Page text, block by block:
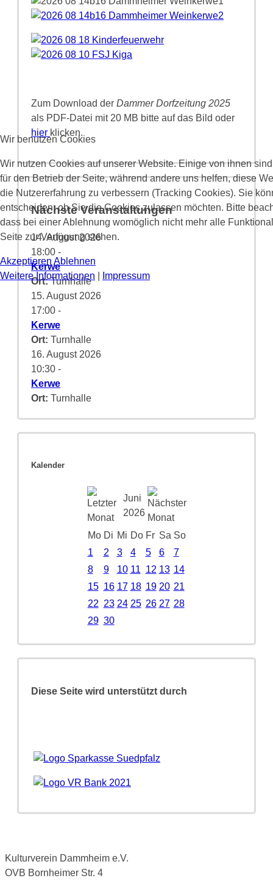
Zum Download der Dammer Dorfzeitung 2025
als PDF-Datei mit 20 MB bitte auf das Bild oder
hier klicken.
Nächste Veranstaltungen
14. August 2026
18:00 -
Kerwe
Ort:Turnhalle
15. August 2026
17:00 -
Kerwe
Ort: Turnhalle
16. August 2026
10:30 -
Kerwe
Ort: Turnhalle
Kalender
Juni
2026
Mo Di Mi Do Fr Sa So
1
2 3 4 5 6
7
8
9 10 11 12 13 14
15 16 17 18 19 20 21
22 23 24 25 26 27 28
29 30
Diese Seite wird unterstützt durch
Kulturverein Dammheim e.V.
OVB Bornheimer Str. 4
Wir benutzen Cookies
Wir nutzen Cookies auf unserer Website. Einige von ihnen
für den Betrieb der Seite, während andere uns helfen, diese
die Nutzererfahrung zu verbessern (Tracking Cookies). Sie
entscheiden, ob Sie die Cookies zulassen möchten. Bitte
dass bei einer Ablehnung womöglich nicht mehr alle
Seite zur Verfügung stehen.
Akzeptieren Ablehnen
Weitere Informationen
Impressum